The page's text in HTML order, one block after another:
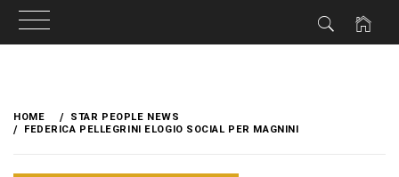
content
HOME
STAR PEOPLE NEWS
FEDERICA PELLEGRINI ELOGIO SOCIAL PER MAGNINI